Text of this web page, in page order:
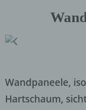
Wandpaneele,
Hartschaum,